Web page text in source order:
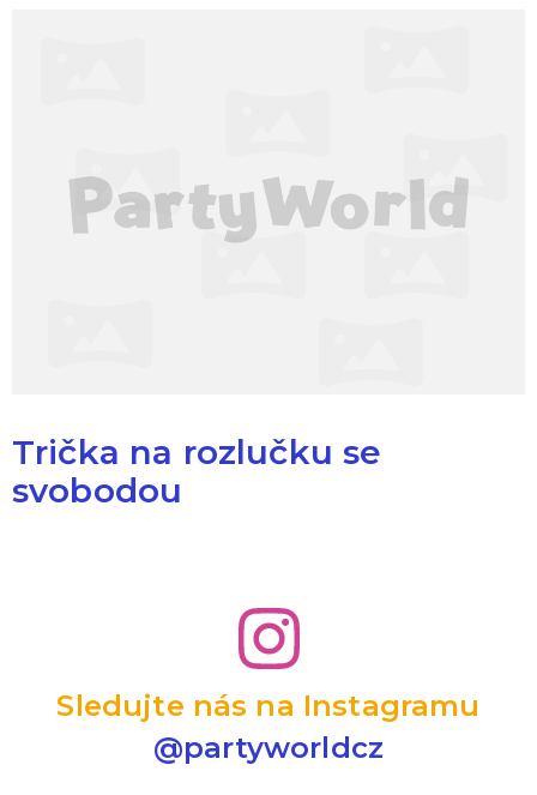
Trička na rozlučku se
svobodou
Sledujte nás na Instagramu
@partyworldcz